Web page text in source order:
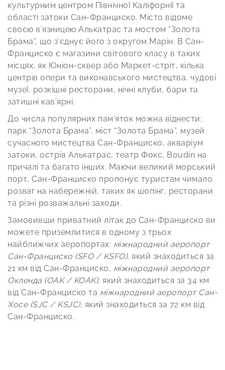
культурним центром Північної Каліфорнії та
області затоки Сан-Франциско. Місто відоме
своєю в’язницею Алькатрас та мостом “Золота
Брама”, що з’єднує його з округом Марін. В Сан-
Франциско є магазини світового класу в таких
місцях, як Юніон-сквер або Маркет-стріт, кілька
центрів опери та виконавського мистецтва, чудові
музеї, розкішні ресторани, нічні клуби, бари та
затишні кав’ярні.
До числа популярних пам’яток можна віднести:
парк “Золота Брама”, міст “Золота Брама”, музей
сучасного мистецтва Сан-Франциско, акваріум
затоки, острів Алькатрас, театр Фокс, Boudin на
причалі та багато інших. Маючи великий морський
порт, Сан-Франциско пропонує туристам чимало
розваг на набережній, таких як шопінг, ресторани
та різні розважальні заходи.
Замовивши приватний літак до Сан-Франциско ви
можете приземлитися в одному з трьох
найближчих аеропортах: міжнародний аеропорт
Сан-Франциско (SFO / KSFO), який знаходиться за
21 км від Сан-Франциско, міжнародний аеропорт
Окленда (OAK / KOAK), який знаходиться за 34 км
від Сан-Франциско та міжнародний аеропорт Сан-
Хосе (SJC / KSJC), який знаходиться за 72 км від
Сан-Франциско.